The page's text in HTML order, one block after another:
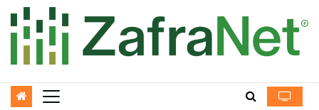
to
content
Gremial para recuperar derechos en la
industria azucarera
Dos Bocas registra su menor
procesamiento de crudo desde agosto
Azúcar estándar sube 8.74% en
mayoreo frente a 2025: Reporte 43